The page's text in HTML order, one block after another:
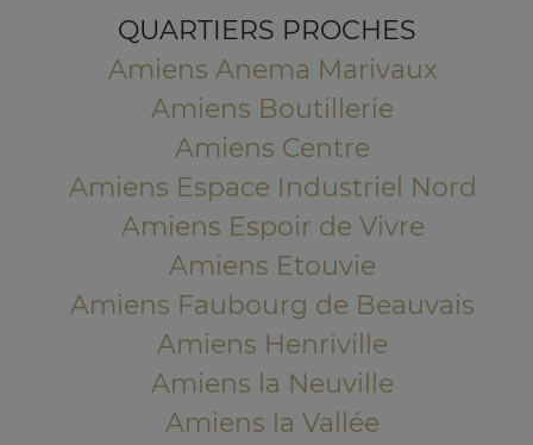
QUARTIERS PROCHES
Amiens Anema Marivaux
Amiens Boutillerie
Amiens Centre
Amiens Espace Industriel Nord
Amiens Espoir de Vivre
Amiens Etouvie
Amiens Faubourg de Beauvais
Amiens Henriville
Amiens la Neuville
Amiens la Vallée